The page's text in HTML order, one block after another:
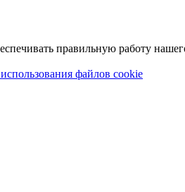
правильную работу
файлов cookie